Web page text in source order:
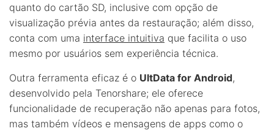
quanto do cartão SD, inclusive com opção de
visualização prévia antes da restauração; além disso,
conta com uma interface intuitiva que facilita o uso
mesmo por usuários sem experiência técnica.
Outra ferramenta eficaz é o UltData for Android,
desenvolvido pela Tenorshare; ele oferece
funcionalidade de recuperação não apenas para fotos,
mas também vídeos e mensagens de apps como o